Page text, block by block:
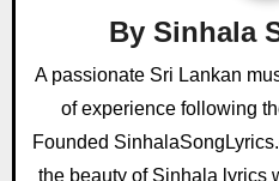
a
i
By Sinhala
A passionate Sri Lankan
of experience following
Founded
the beauty of Sinhala lyrics